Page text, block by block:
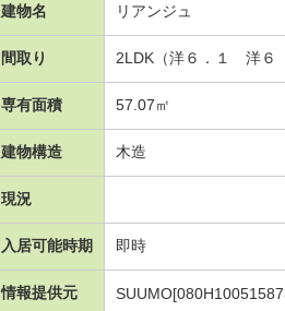
建物名 リアンジュ
間取り 2LDK（洋６．１ 洋６
専有面積 57.07㎡
建物構造 木造
現況
入居可能時期 即時
情報提供元